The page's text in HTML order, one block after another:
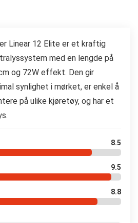
Linear 12 Elite er et kraftig
med en lengde på
og 72W effekt. Den gir
synlighet i mørket, er enkel å
på ulike kjøretøy, og har et
8.5
9.5
8.8